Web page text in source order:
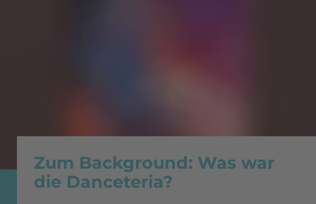
Zum Background: Was war
die Danceteria?